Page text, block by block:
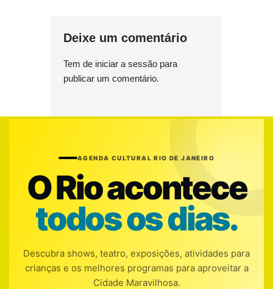
Deixe um comentário
Tem de iniciar a sessão para
publicar um comentário.
AGENDA CULTURAL RIO DE JANEIRO
O Rio acontece
todos os dias.
Descubra shows, teatro, exposições, atividades para
crianças e os melhores programas para aproveitar a
Cidade Maravilhosa.